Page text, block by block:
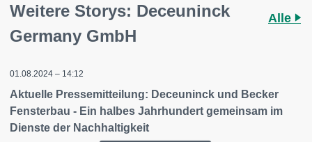
Weitere Storys: Deceuninck
Germany GmbH
Alle
01.08.2024 – 14:12
Aktuelle Pressemitteilung: Deceuninck und Becker
Fensterbau - Ein halbes Jahrhundert gemeinsam im
Dienste der Nachhaltigkeit